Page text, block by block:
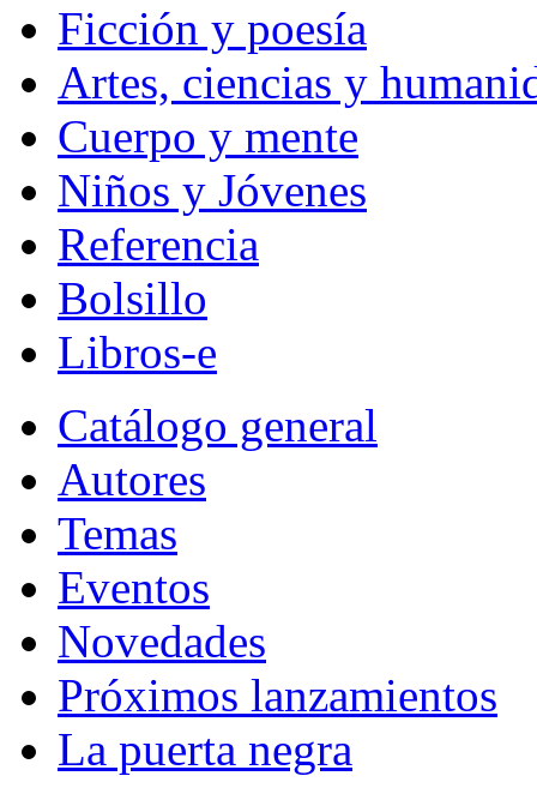
Ficción y poesía
Artes, ciencias y
Cuerpo y mente
Niños y Jóvenes
Referencia
Bolsillo
Libros-e
Catálogo general
Autores
Temas
Eventos
Novedades
Próximos lanzamientos
La puerta negra